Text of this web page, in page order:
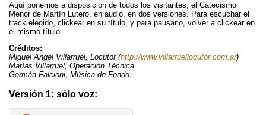
c
e
b
o
o
k
i
t
t
r
Aquí ponemos a disposición de todos los visitantes, el Catecismo
Menor de Martín Lutero, en audio, en dos versiones. Para escuchar el
track elegido, clickear en su título, y para pausarlo, volver a clickear en
el mismo título.
Créditos:
Miguel Ángel Villarruel, Locutor (http://www.villarruellocutor.com.ar)
Matías Villarruel, Operación Técnica.
Germán Falcioni, Música de Fondo.
Versión 1: sólo voz: